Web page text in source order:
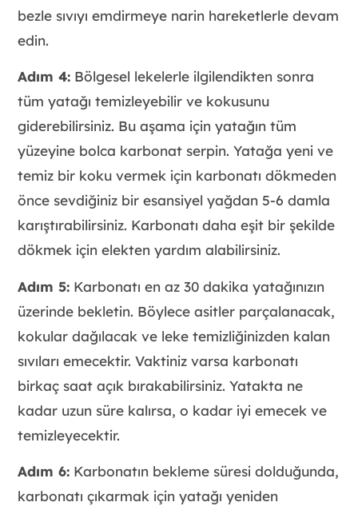
bezle sıvıyı emdirmeye narin hareketlerle devam
edin.
Adım 4:Bölgesel lekelerle ilgilendikten sonra
tüm yatağı temizleyebilir ve kokusunu
giderebilirsiniz. Bu aşama için yatağın tüm
yüzeyine bolca karbonat serpin. Yatağa yeni ve
temiz bir koku vermek için karbonatı dökmeden
önce sevdiğiniz bir esansiyel yağdan 5-6 damla
karıştırabilirsiniz. Karbonatı daha eşit bir şekilde
dökmek için elekten yardım alabilirsiniz.
Adım 5:Karbonatı en az 30 dakika yatağınızın
üzerinde bekletin. Böylece asitler parçalanacak,
kokular dağılacak ve leke temizliğinizden kalan
sıvıları emecektir. Vaktiniz varsa karbonatı
birkaç saat açık bırakabilirsiniz. Yatakta ne
kadar uzun süre kalırsa, o kadar iyi emecek ve
temizleyecektir.
Adım 6:Karbonatın bekleme süresi dolduğunda,
karbonatı çıkarmak için yatağı yeniden